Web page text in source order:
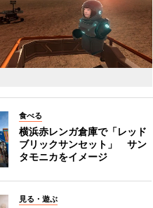
食べる
横浜赤レンガ倉庫で「レッド
ブリックサンセット」 サン
タモニカをイメージ
見る・遊ぶ